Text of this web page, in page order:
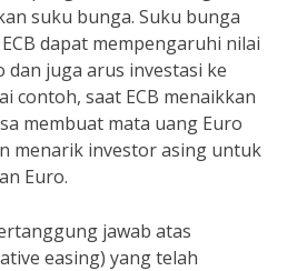
suku bunga. Suku bunga
dapat mempengaruhi nilai
juga arus investasi ke
contoh, saat ECB menaikkan
membuat mata uang Euro
menarik investor asing untuk
Euro.
jawab atas
easing) yang telah